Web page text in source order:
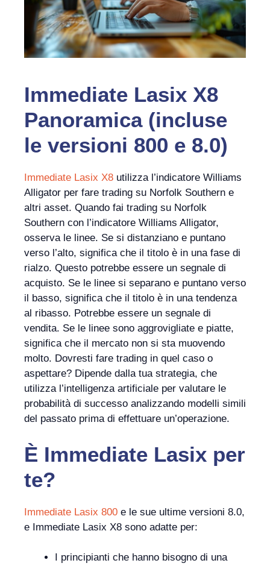
Immediate Lasix X8
Panoramica (incluse
le versioni 800 e 8.0)
Immediate Lasix X8 utilizza l’indicatore Williams
Alligator per fare trading su Norfolk Southern e
altri asset. Quando fai trading su Norfolk
Southern con l’indicatore Williams Alligator,
osserva le linee. Se si distanziano e puntano
verso l’alto, significa che il titolo è in una fase di
rialzo. Questo potrebbe essere un segnale di
acquisto. Se le linee si separano e puntano verso
il basso, significa che il titolo è in una tendenza
al ribasso. Potrebbe essere un segnale di
vendita. Se le linee sono aggrovigliate e piatte,
significa che il mercato non si sta muovendo
molto. Dovresti fare trading in quel caso o
aspettare? Dipende dalla tua strategia, che
utilizza l’intelligenza artificiale per valutare le
probabilità di successo analizzando modelli simili
del passato prima di effettuare un’operazione.
È Immediate Lasix per
te?
Immediate Lasix 800 e le sue ultime versioni 8.0,
e Immediate Lasix X8 sono adatte per:
I principianti che hanno bisogno di una